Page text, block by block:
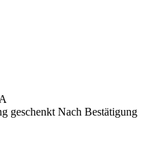
geschenkt Nach Bestätigung